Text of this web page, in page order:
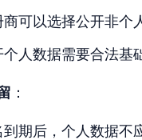
商可以选择公开非个
个人数据需要合法基
：
到期后，个人数据不